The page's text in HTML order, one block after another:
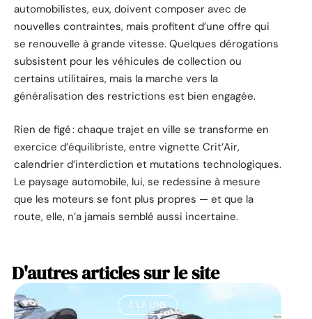
automobilistes, eux, doivent composer avec de
nouvelles contraintes, mais profitent d’une offre qui
se renouvelle à grande vitesse. Quelques dérogations
subsistent pour les véhicules de collection ou
certains utilitaires, mais la marche vers la
généralisation des restrictions est bien engagée.
Rien de figé : chaque trajet en ville se transforme en
exercice d’équilibriste, entre vignette Crit’Air,
calendrier d’interdiction et mutations technologiques.
Le paysage automobile, lui, se redessine à mesure
que les moteurs se font plus propres — et que la
route, elle, n’a jamais semblé aussi incertaine.
D'autres articles sur le site
À LA UNE